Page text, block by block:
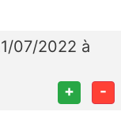
07/2022 à
+ -